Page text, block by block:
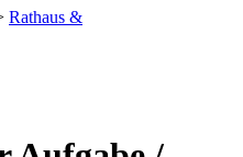
Rathaus &